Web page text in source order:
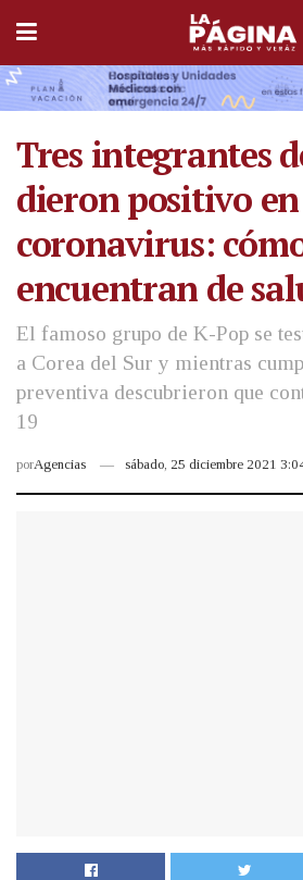
Tres integrantes
dieron positivo en
coronavirus:
encuentran de
El famoso grupo de K-Pop se
a Corea del Sur y mientras
preventiva descubrieron que
19
porAgencias sábado, 25 diciembre 2021